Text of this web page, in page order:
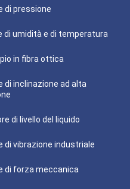
di pressione
di umidità e di temperatura
in fibra ottica
di inclinazione ad alta
di livello del liquido
di vibrazione industriale
di forza meccanica